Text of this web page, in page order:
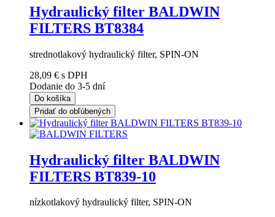
Hydraulický filter BALDWIN
FILTERS BT8384
strednotlakový hydraulický filter, SPIN-ON
28,09 € s DPH
Dodanie do 3-5 dní
Do košíka
Pridať do obľúbených
Hydraulický filter BALDWIN
FILTERS BT839-10
nízkotlakový hydraulický filter, SPIN-ON